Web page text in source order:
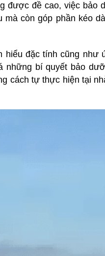
được đề cao, việc bảo
mà còn góp phần kéo
hiểu đặc tính cũng như
những bí quyết bảo
cách tự thực hiện tại